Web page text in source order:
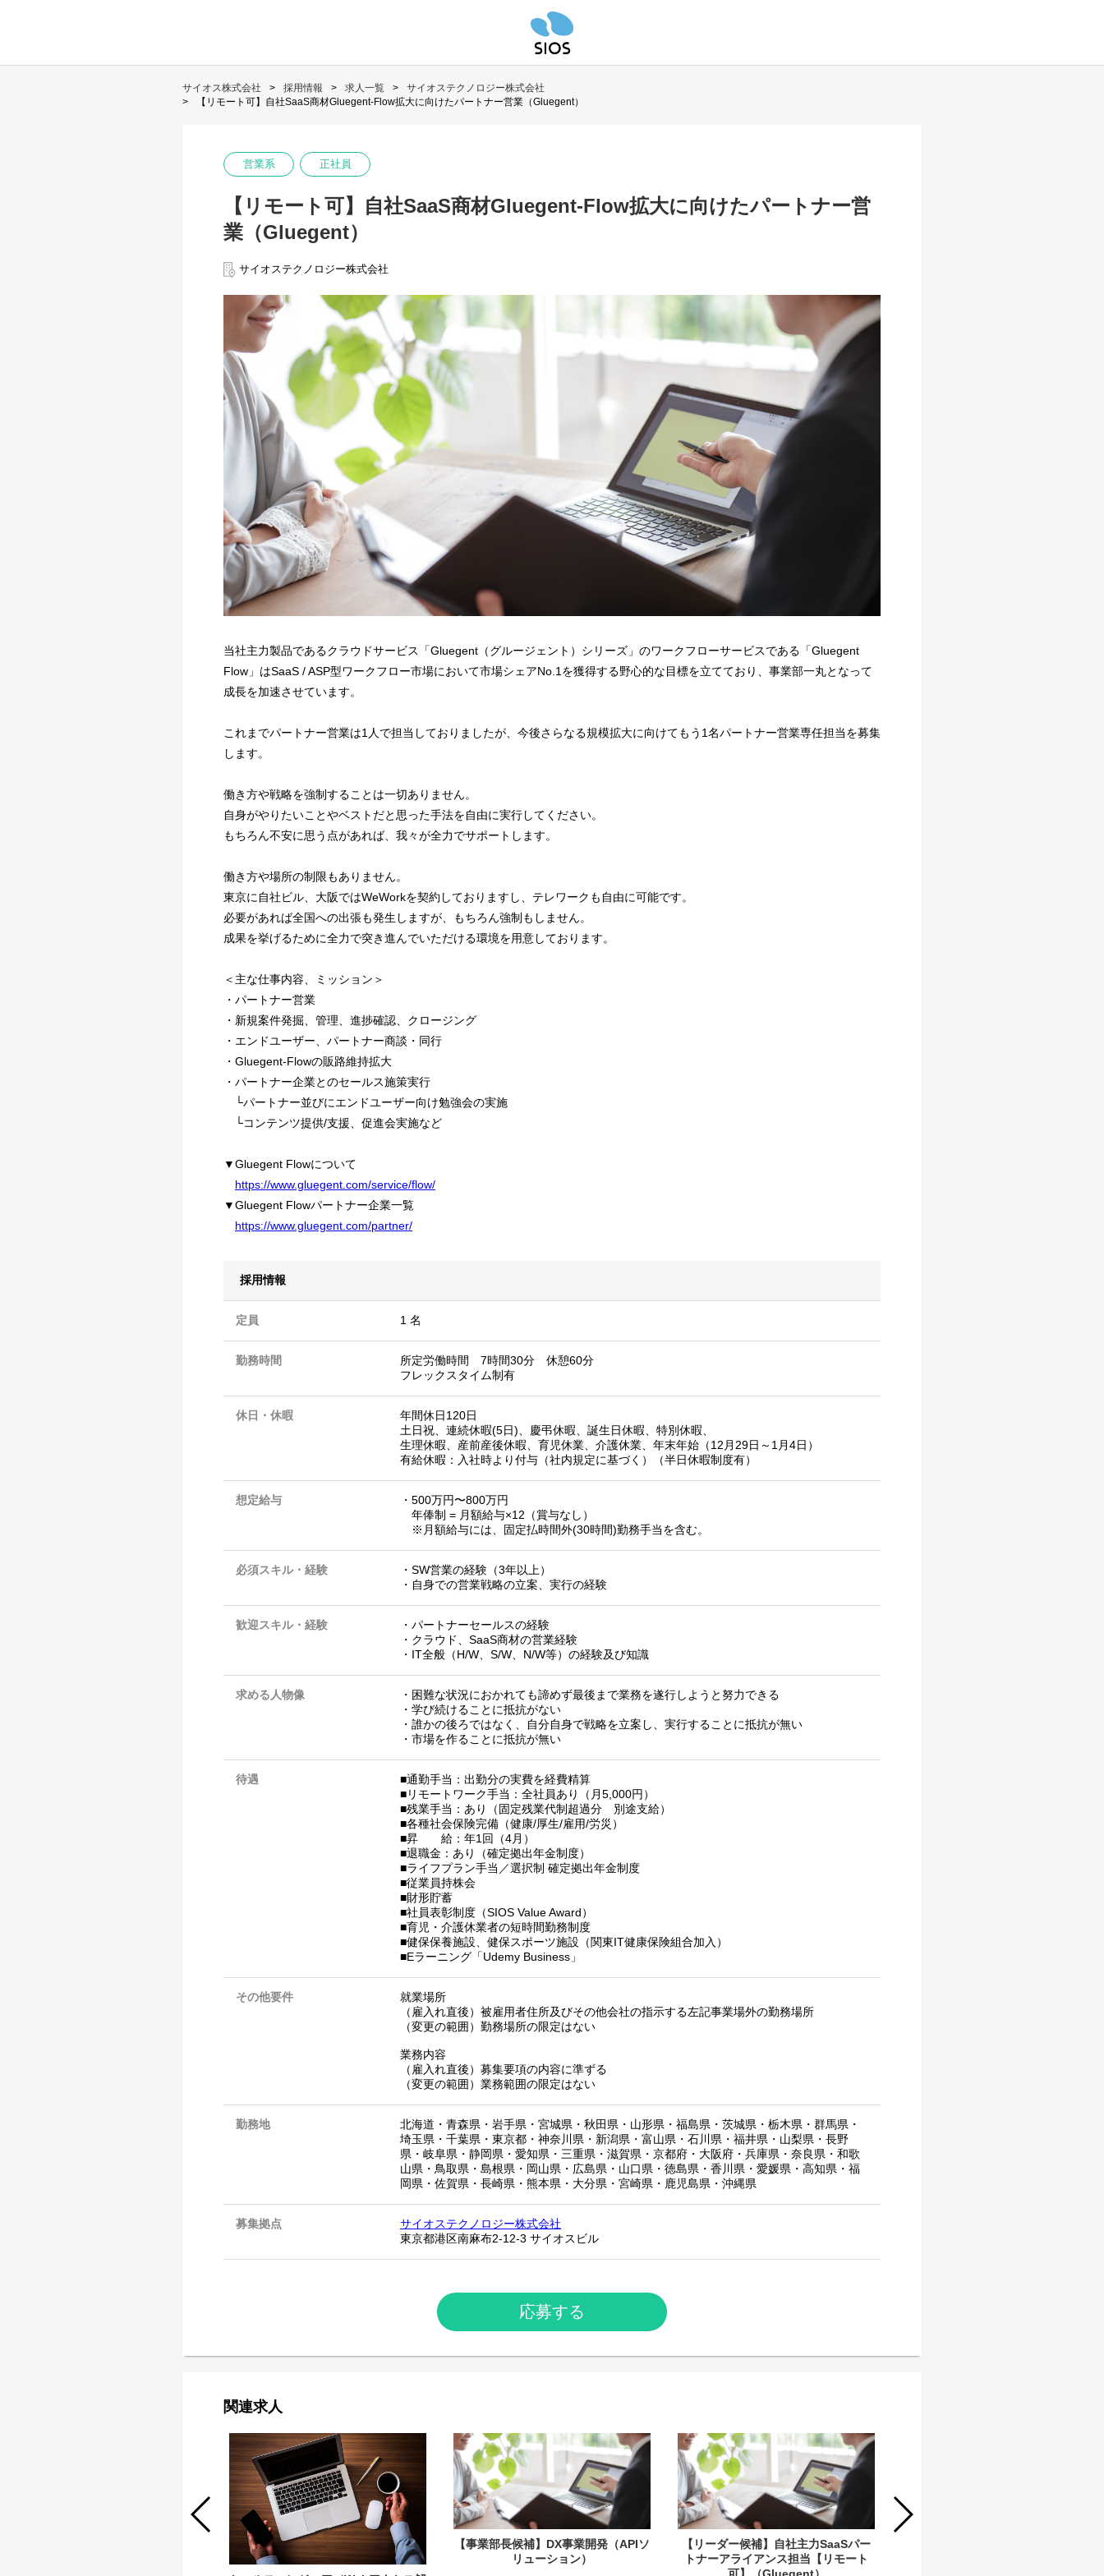
サイオス株式会社 採用情報 求人一覧
サイオステクノロジー株式会社
【リモート可】自社SaaS商材Gluegent-Flow拡大に向けたパートナー営業（Gluegent）
営業系 正社員
【リモート可】自社SaaS商材Gluegent-Flow拡大に向けたパートナー営
業（Gluegent）
サイオステクノロジー株式会社
当社主力製品であるクラウドサービス「Gluegent（グルージェント）シリーズ」のワークフローサービスである「Gluegent
Flow」はSaaS / ASP型ワークフロー市場において市場シェアNo.1を獲得する野心的な目標を立てており、事業部一丸となって
成長を加速させています。
これまでパートナー営業は1人で担当しておりましたが、今後さらなる規模拡大に向けてもう1名パートナー営業専任担当を募集
します。
働き方や戦略を強制することは一切ありません。
自身がやりたいことやベストだと思った手法を自由に実行してください。
もちろん不安に思う点があれば、我々が全力でサポートします。
働き方や場所の制限もありません。
東京に自社ビル、大阪ではWeWorkを契約しておりますし、テレワークも自由に可能です。
必要があれば全国への出張も発生しますが、もちろん強制もしません。
成果を挙げるために全力で突き進んでいただける環境を用意しております。
＜主な仕事内容、ミッション＞
・パートナー営業
・新規案件発掘、管理、進捗確認、クロージング
・エンドユーザー、パートナー商談・同行
・Gluegent-Flowの販路維持拡大
・パートナー企業とのセールス施策実行
└パートナー並びにエンドユーザー向け勉強会の実施
└コンテンツ提供/支援、促進会実施など
▼Gluegent Flowについて
https://www.gluegent.com/service/flow/
▼Gluegent Flowパートナー企業一覧
https://www.gluegent.com/partner/
採用情報
定員 1 名
勤務時間
所定労働時間 7時間30分 休憩60分
フレックスタイム制有
休日・休暇
年間休日120日
土日祝、連続休暇(5日)、慶弔休暇、誕生日休暇、特別休暇、
生理休暇、産前産後休暇、育児休業、介護休業、年末年始（12月29日～1月4日）
有給休暇：入社時より付与（社内規定に基づく）（半日休暇制度有）
想定給与
・500万円〜800万円
年俸制 = 月額給与×12（賞与なし）
※月額給与には、固定払時間外(30時間)勤務手当を含む。
必須スキル・経験
・SW営業の経験（3年以上）
・自身での営業戦略の立案、実行の経験
歓迎スキル・経験
・パートナーセールスの経験
・クラウド、SaaS商材の営業経験
・IT全般（H/W、S/W、N/W等）の経験及び知識
求める人物像
・困難な状況におかれても諦めず最後まで業務を遂行しようと努力できる
・学び続けることに抵抗がない
・誰かの後ろではなく、自分自身で戦略を立案し、実行することに抵抗が無い
・市場を作ることに抵抗が無い
待遇
■通勤手当：出勤分の実費を経費精算
■リモートワーク手当：全社員あり（月5,000円）
■残業手当：あり（固定残業代制超過分 別途支給）
■各種社会保険完備（健康/厚生/雇用/労災）
■昇 給：年1回（4月）
■退職金：あり（確定拠出年金制度）
■ライフプラン手当／選択制 確定拠出年金制度
■従業員持株会
■財形貯蓄
■社員表彰制度（SIOS Value Award）
■育児・介護休業者の短時間勤務制度
■健保保養施設、健保スポーツ施設（関東IT健康保険組合加入）
■Eラーニング「Udemy Business」
その他要件
就業場所
（雇入れ直後）被雇用者住所及びその他会社の指示する左記事業場外の勤務場所
（変更の範囲）勤務場所の限定はない
業務内容
（雇入れ直後）募集要項の内容に準ずる
（変更の範囲）業務範囲の限定はない
勤務地 北海道 ・ 青森県 ・ 岩手県 ・ 宮城県 ・ 秋田県 ・ 山形県 ・ 福島県 ・ 茨城県 ・ 栃木県 ・ 群馬県 ・
埼玉県 ・ 千葉県 ・ 東京都 ・ 神奈川県 ・ 新潟県 ・ 富山県 ・ 石川県 ・ 福井県 ・ 山梨県 ・ 長野
県 ・ 岐阜県 ・ 静岡県 ・ 愛知県 ・ 三重県 ・ 滋賀県 ・ 京都府 ・ 大阪府 ・ 兵庫県 ・ 奈良県 ・ 和歌
山県 ・ 鳥取県 ・ 島根県 ・ 岡山県 ・ 広島県 ・ 山口県 ・ 徳島県 ・ 香川県 ・ 愛媛県 ・ 高知県 ・ 福
岡県 ・ 佐賀県 ・ 長崎県 ・ 熊本県 ・ 大分県 ・ 宮崎県 ・ 鹿児島県 ・ 沖縄県
募集拠点
サイオステクノロジー株式会社
東京都港区南麻布2-12-3 サイオスビル
応募する
関連求人
【法人営業】システムインテグレーシ
【事業部長候補】DX事業開発（APIソ
リューション）
【リーダー候補】自社主力SaaSパー
トナーアライアンス担当【リモート